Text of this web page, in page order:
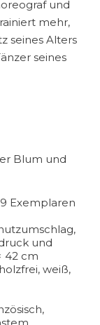
und
mehr,
seines Alters
seines
Blum und
Exemplaren
und
42 cm
weiß,